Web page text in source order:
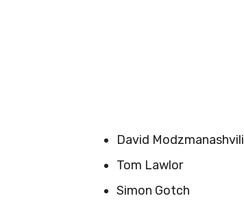
David Modzmanashvili
Tom Lawlor
Simon Gotch